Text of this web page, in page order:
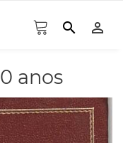
search person_outline
anos